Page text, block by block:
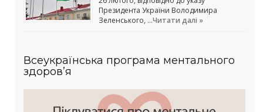
Президента України Володимира
Зеленського, …Читати далі »
Всеукраїнська програма ментального
здоров’я